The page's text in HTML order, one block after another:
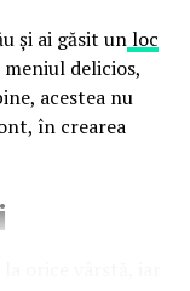
și mesaje care
gratuit la
privind
prin
precum
și ai găsit unloc
delicios,
acestea nu
în crearea